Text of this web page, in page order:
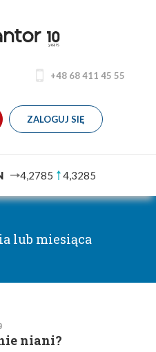
+48 68 411 45 55
ZALOGUJ SIĘ
4,2785 4,3285
lub miesiąca
niani?